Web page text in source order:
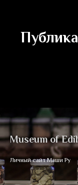
Museum of
Личный сайт Маши Ру